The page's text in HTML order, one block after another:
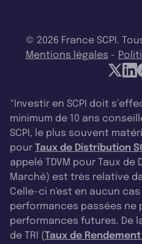
© 2026 France SCPI.
Mentions légales -
*Investir en SCPI doit
minimum de 10 ans
SCPI, le plus souvent
pour Taux de Distribution
appelé TDVM pour Taux
Marché) est très relative
Celle-ci n'est en aucun
performances passées ne
performances futures. De
de TRI (Taux de